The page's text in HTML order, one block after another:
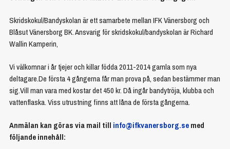
Skridskokul/Bandyskolan är ett samarbete mellan IFK Vänersborg och
Blåsut Vänersborg BK. Ansvarig för skridskokul/bandyskolan är Richard
Wallin Kamperin,
Vi välkomnar i år tjejer och killar födda 2011-2014 gamla som nya
deltagare.De första 4 gångerna får man prova på, sedan bestämmer man
sig.Vill man vara med kostar det 450 kr. Då ingår bandytröja, klubba och
vattenflaska. Viss utrustning finns att låna de första gångerna.
Anmälan kan göras via mail till info@ifkvanersborg.semed
följande innehåll: